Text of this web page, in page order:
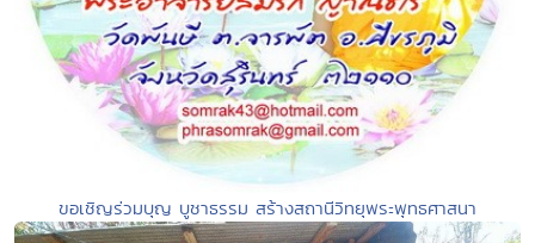
ขอเชิญร่วมบุญ บูชาธรรม สร้างสถานีวิทยุพระพุทธศาสนา